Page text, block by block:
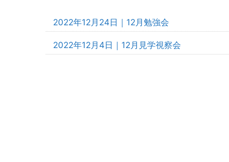
2022年12月24日｜12月勉強会
2022年12月4日｜12月見学視察会